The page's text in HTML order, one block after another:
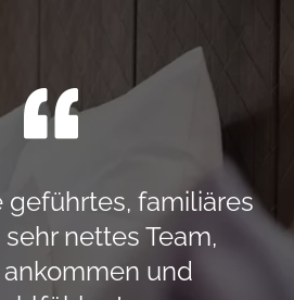
geführtes, familiäres
nettes Team,
und